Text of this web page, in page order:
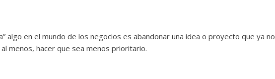
algo en el mundo de los negocios es abandonar una idea o proyecto que ya no
menos, hacer que sea menos prioritario.